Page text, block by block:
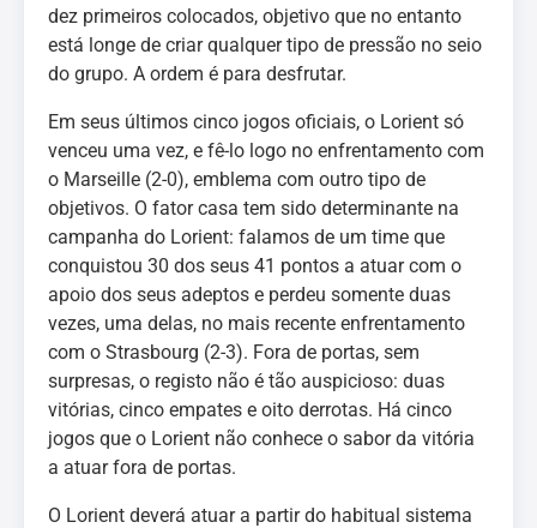
dez primeiros colocados, objetivo que no entanto
está longe de criar qualquer tipo de pressão no seio
do grupo. A ordem é para desfrutar.
Em seus últimos cinco jogos oficiais, o Lorient só
venceu uma vez, e fê-lo logo no enfrentamento com
o Marseille (2-0), emblema com outro tipo de
objetivos. O fator casa tem sido determinante na
campanha do Lorient: falamos de um time que
conquistou 30 dos seus 41 pontos a atuar com o
apoio dos seus adeptos e perdeu somente duas
vezes, uma delas, no mais recente enfrentamento
com o Strasbourg (2-3). Fora de portas, sem
surpresas, o registo não é tão auspicioso: duas
vitórias, cinco empates e oito derrotas. Há cinco
jogos que o Lorient não conhece o sabor da vitória
a atuar fora de portas.
O Lorient deverá atuar a partir do habitual sistema